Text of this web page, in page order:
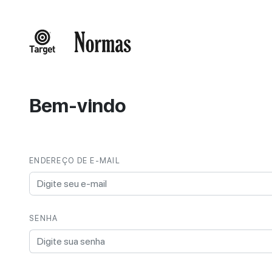
Bem-vindo
ENDEREÇO DE E-MAIL
SENHA